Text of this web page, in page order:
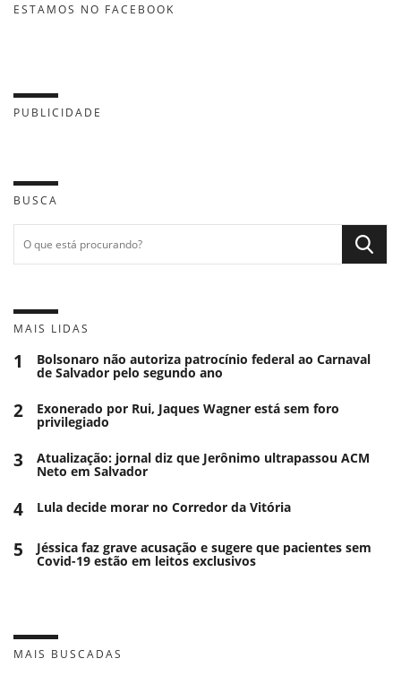
ESTAMOS NO FACEBOOK
PUBLICIDADE
BUSCA
MAIS LIDAS
1 Bolsonaro não autoriza patrocínio federal ao Carnaval
de Salvador pelo segundo ano
2 Exonerado por Rui, Jaques Wagner está sem foro
privilegiado
3 Atualização: jornal diz que Jerônimo ultrapassou ACM
Neto em Salvador
4 Lula decide morar no Corredor da Vitória
5 Jéssica faz grave acusação e sugere que pacientes sem
Covid-19 estão em leitos exclusivos
MAIS BUSCADAS